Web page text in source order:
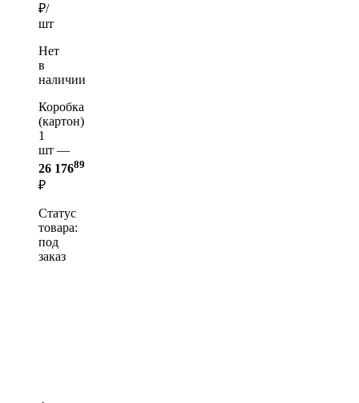
₽/
шт
Нет
в
наличии
Коробка
(картон)
1
шт —
26 17689
₽
Статус
товара:
под
заказ